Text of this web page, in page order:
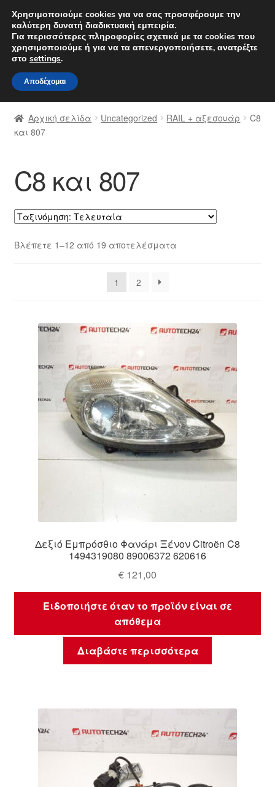
ΑΠΟΣΤΟΛΗ από 7 EUR
Δευτέρα-Παρ. 9 π.μ. - 4 μ.μ.
Απευθείας
μετάβαση
στην
πλοήγηση
Μετάβαση
σε
περιεχόμενο
Αρχική
Διαδικασία Παραπόνων
Καροτσάκι
Μεταφορά
Ολοκλήρωση αγοράς
Οροι και Προϋποθέσεις
Παράπονα
πληρωμές
Πολιτική Απορρήτου
Αρχική σελίδα Uncategorized RAIL + αξεσουάρ
C8
και 807
C8 και 807
Βλέπετε 1–12 από 19 αποτελέσματαSorted
1
2
Δεξιό Εμπρόσθιο Φανάρι Ξένον Citroën C8
1494319080 89006372 620616
€ 121,00
Ειδοποιήστε όταν το προϊόν είναι σε
απόθεμα
Διαβάστε περισσότερα
Χρησιμοποιούμε cookies για να σας προσφέρουμε την
καλύτερη δυνατή διαδικτυακή εμπειρία.
Για περισσότερες πληροφορίες σχετικά με τα cookies που
χρησιμοποιούμε ή για να τα απενεργοποιήσετε, ανατρέξτε
στο settings.
Αποδέχομαι